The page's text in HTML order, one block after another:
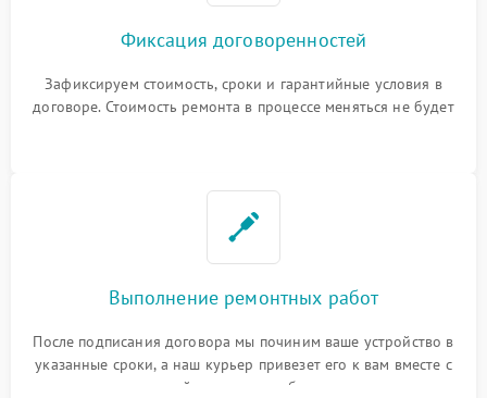
Фиксация договоренностей
Зафиксируем стоимость, сроки и гарантийные условия в
договоре. Стоимость ремонта в процессе меняться не будет
Выполнение ремонтных работ
После подписания договора мы починим ваше устройство в
указанные сроки, а наш курьер привезет его к вам вместе с
гарантийным талоном бесплатно